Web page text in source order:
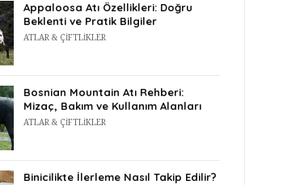
Appaloosa Atı Özellikleri: Doğru
Beklenti ve Pratik Bilgiler
ATLAR & ÇIFTLIKLER
Bosnian Mountain Atı Rehberi:
Mizaç, Bakım ve Kullanım Alanları
ATLAR & ÇIFTLIKLER
Binicilikte İlerleme Nasıl Takip Edilir?